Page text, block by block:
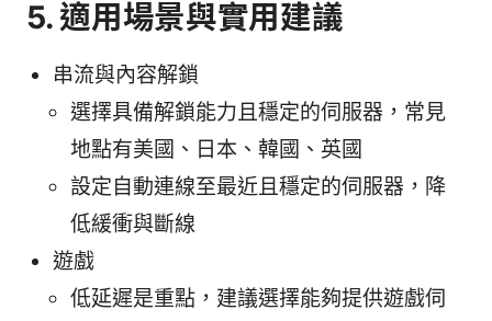
5. 適用場景與實用建議
串流與內容解鎖
選擇具備解鎖能力且穩定的伺服器，常見
地點有美國、日本、韓國、英國
設定自動連線至最近且穩定的伺服器，降
低緩衝與斷線
遊戲
低延遲是重點，建議選擇能夠提供遊戲伺